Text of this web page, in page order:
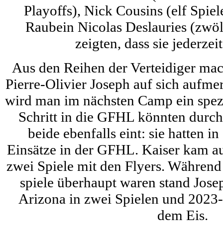
Playoffs), Nick Cousins (elf
Raubein Nicolas Deslauries
zeigten, dass sie
Aus den Reihen der Verteidiger
Pierre-Olivier Joseph auf sich
wird man im nächsten Camp ein
Schritt in die GFHL könnten
beide ebenfalls eint: sie hatten in
Einsätze in der GFHL. Kaiser kam
zwei Spiele mit den Flyers.
spiele überhaupt waren stand
Arizona in zwei Spielen und
dem Eis.